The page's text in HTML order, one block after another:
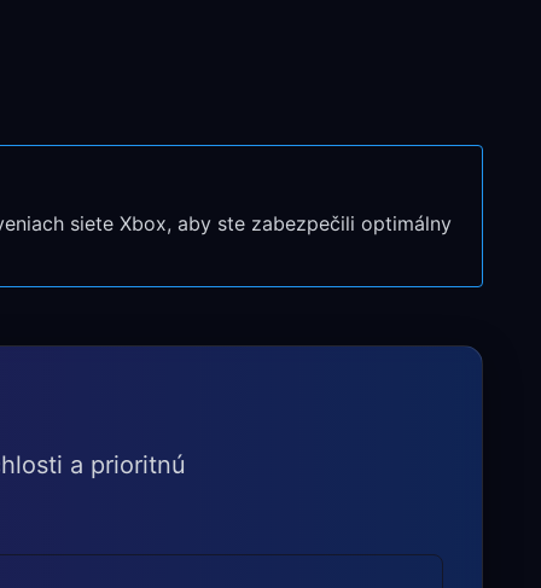
siete Xbox, aby ste zabezpečili optimálny
a prioritnú